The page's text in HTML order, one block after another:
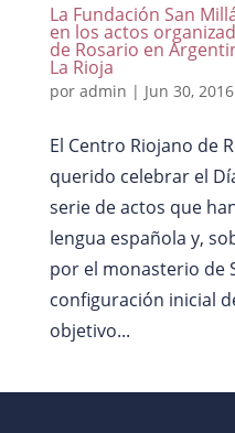
La Fundación San
en los actos
de Rosario en
La Rioja
por admin | Jun 30, 2016
El Centro Riojano de
querido celebrar el
serie de actos que
lengua española y,
por el monasterio de
configuración inicial
objetivo...